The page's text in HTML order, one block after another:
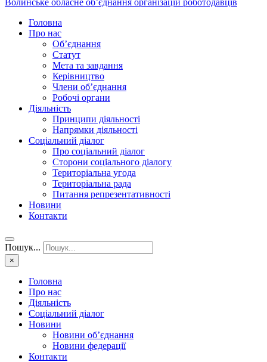
Волинське обласне об’єднання організацій роботодавців
Головна
Про нас
Об’єднання
Статут
Мета та завдання
Керівництво
Члени об’єднання
Робочі органи
Діяльність
Принципи діяльності
Напрямки діяльності
Соціальний діалог
Про соціальний діалог
Сторони соціального діалогу
Територіальна угода
Територіальна рада
Питання репрезентативності
Новини
Контакти
Пошук...
×
Головна
Про нас
Діяльність
Соціальний діалог
Новини
Новини об’єднання
Новини федерації
Контакти